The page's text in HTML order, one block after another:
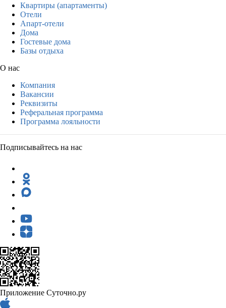
Квартиры (апартаменты)
Отели
Апарт-отели
Дома
Гостевые дома
Базы отдыха
О нас
Компания
Вакансии
Реквизиты
Реферальная программа
Программа лояльности
Подписывайтесь на нас
Приложение Суточно.ру